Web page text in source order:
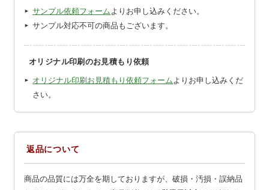
サンプル依頼フォーム よりお申し込みください。
サンプル対応不可の商品もございます。
オリジナル印刷のお見積もり依頼
オリジナル印刷お見積もり依頼フォーム よりお申し込みくだ
さい。
返品について
商品の品質には万全を期しておりますが、破損・汚損・誤納品